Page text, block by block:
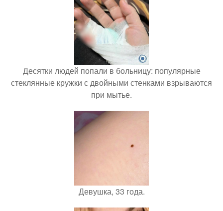
Десятки людей попали в больницу: популярные
стеклянные кружки с двойными стенками взрываются
при мытье.
Девушка, 33 года.